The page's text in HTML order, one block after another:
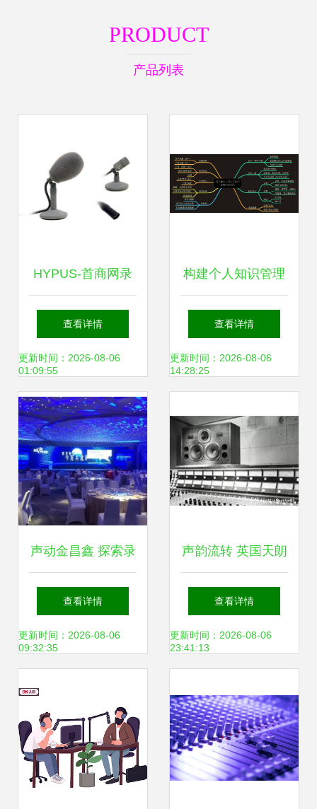
PRODUCT
产品列表
HYPUS-首商网录
音制作全攻略 从文
稿到成品的高效流
程
查看详情
更新时间：2026-08-06
01:09:55
构建个人知识管理
体系的科技树与技
能图谱 学习体系结
以录音制作为例
查看详情
更新时间：2026-08-06
14:28:25
声动金昌鑫 探索录
音科技与文艺重塑
的跨界新篇
查看详情
更新时间：2026-08-06
09:32:35
声韵流转 英国天朗
扬声器的历史回声
查看详情
更新时间：2026-08-06
23:41:13